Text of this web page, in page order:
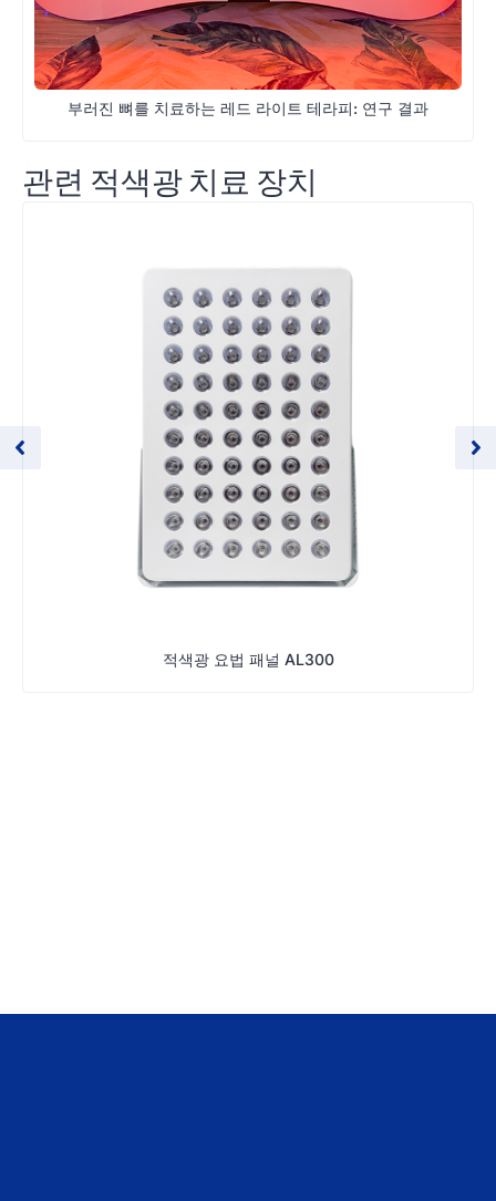
부러진 뼈를 치료하는 레드 라이트 테라피: 연구 결과
관련 적색광 치료 장치
적색광 요법 패널 AL300